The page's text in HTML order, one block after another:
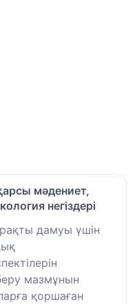
мәдениет,
негіздері
дамуы үшін
беру мазмұнын
қоршаған